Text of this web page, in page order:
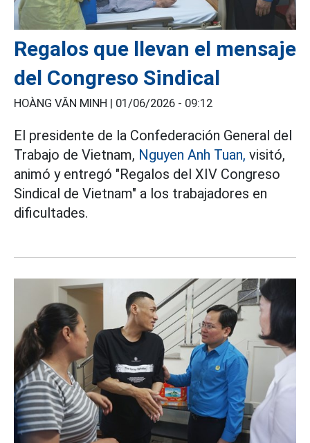
Regalos que llevan el mensaje
del Congreso Sindical
HOÀNG VĂN MINH | 01/06/2026 - 09:12
El presidente de la Confederación General del
Trabajo de Vietnam, Nguyen Anh Tuan, visitó,
animó y entregó "Regalos del XIV Congreso
Sindical de Vietnam" a los trabajadores en
dificultades.